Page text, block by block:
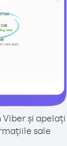
și
sale